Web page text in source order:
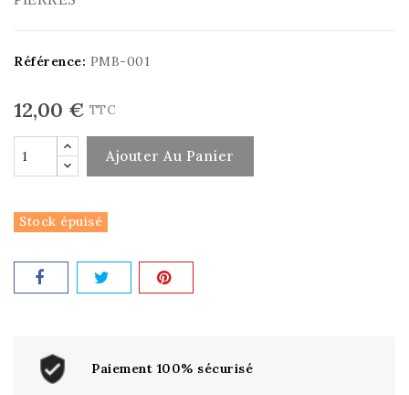
Référence: PMB-001
12,00 € TTC
Ajouter Au Panier
Stock épuisé
Paiement 100% sécurisé